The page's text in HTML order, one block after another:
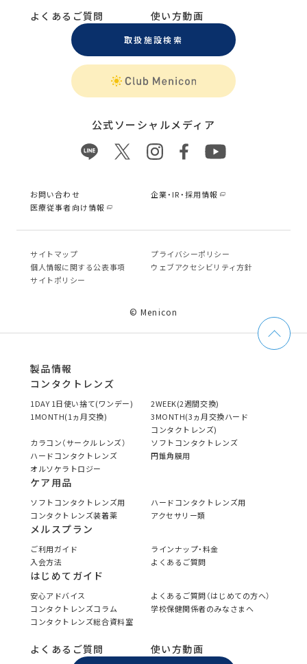
よくあるご質問 使い方動画
取扱施設検索
公式ソーシャルメディア
お問い合わせ
企業・IR・採用情報
医療従事者向け情報
サイトマップ
プライバシーポリシー
個⼈情報に関する公表事項
ウェブアクセシビリティ方針
サイトポリシー
© Menicon
製品情報
コンタクトレンズ
1DAY 1日使い捨て(ワンデー)
2WEEK(2週間交換)
1MONTH(1ヵ月交換)
3MONTH(3ヵ月交換ハード
コンタクトレンズ)
カラコン（サークルレンズ）
ソフトコンタクトレンズ
ハードコンタクトレンズ
円錐角膜用
オルソケラトロジー
ケア用品
ソフトコンタクトレンズ用
ハードコンタクトレンズ用
コンタクトレンズ装着薬
アクセサリー類
メルスプラン
ご利用ガイド
ラインナップ・料金
入会方法
よくあるご質問
はじめてガイド
安心アドバイス
よくあるご質問（はじめての方へ）
コンタクトレンズコラム
学校保健関係者のみなさまへ
コンタクトレンズ総合資料室
よくあるご質問 使い方動画